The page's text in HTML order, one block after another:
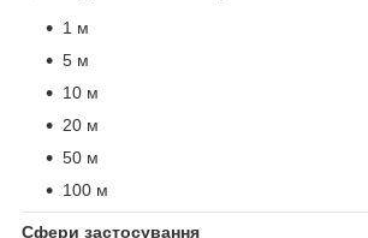
1 м
5 м
10 м
20 м
50 м
100 м
Сфери застосування